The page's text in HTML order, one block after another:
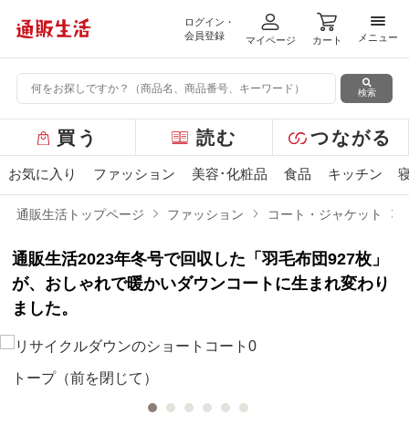
ログイン・
会員登録
マイページ カート
メニ
メニュー
検索
ー
バ
ュ
ー
買う 読む つながる
お気に入り ファッション 美容･化粧品 食品 キッチン
通販生活トップページ ファッション コート・ジャケット
通販生活2023年冬号で回収した「羽毛布団927枚」
が、おしゃれで暖かいダウンコートに生まれ変わり
ました。
トープ（前を閉じて）